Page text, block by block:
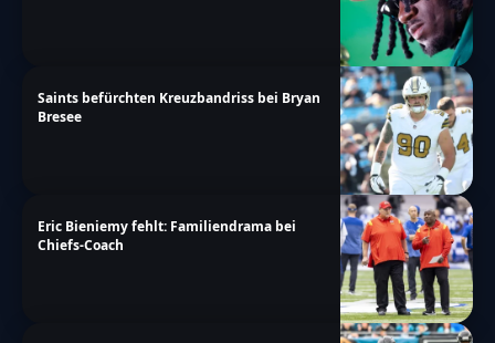
Saints befürchten Kreuzbandriss bei Bryan
Bresee
Eric Bieniemy fehlt: Familiendrama bei
Chiefs-Coach